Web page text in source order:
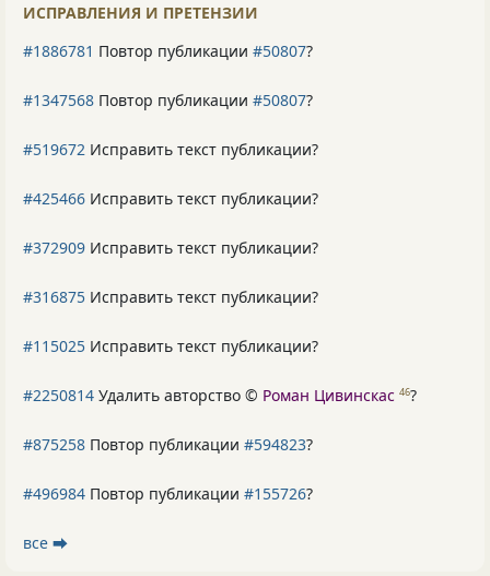
ИСПРАВЛЕНИЯ И ПРЕТЕНЗИИ
#1886781 Повтор публикации #50807?
#1347568 Повтор публикации #50807?
#519672 Исправить текст публикации?
#425466 Исправить текст публикации?
#372909 Исправить текст публикации?
#316875 Исправить текст публикации?
#115025 Исправить текст публикации?
#2250814 Удалить авторство © Роман Цивинскас 46?
#875258 Повтор публикации #594823?
#496984 Повтор публикации #155726?
все ⮕